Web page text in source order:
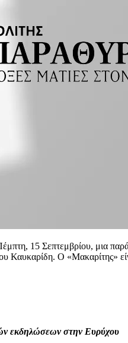
15 Σεπτεμβρίου, μια
Καυκαρίδη. Ο «Μακαρίτης»
εκδηλώσεων στην Ευρύχου